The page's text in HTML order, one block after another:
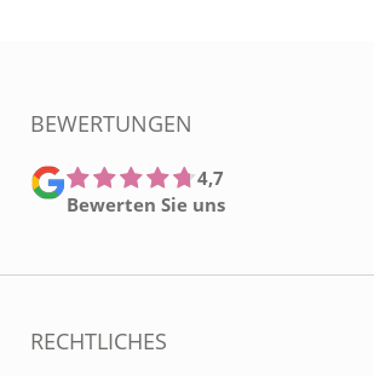
BEWERTUNGEN
4,7
Bewerten Sie uns
RECHTLICHES